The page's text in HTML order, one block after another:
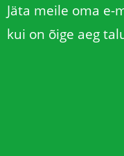
Jäta meile oma e-
kui on õige aeg